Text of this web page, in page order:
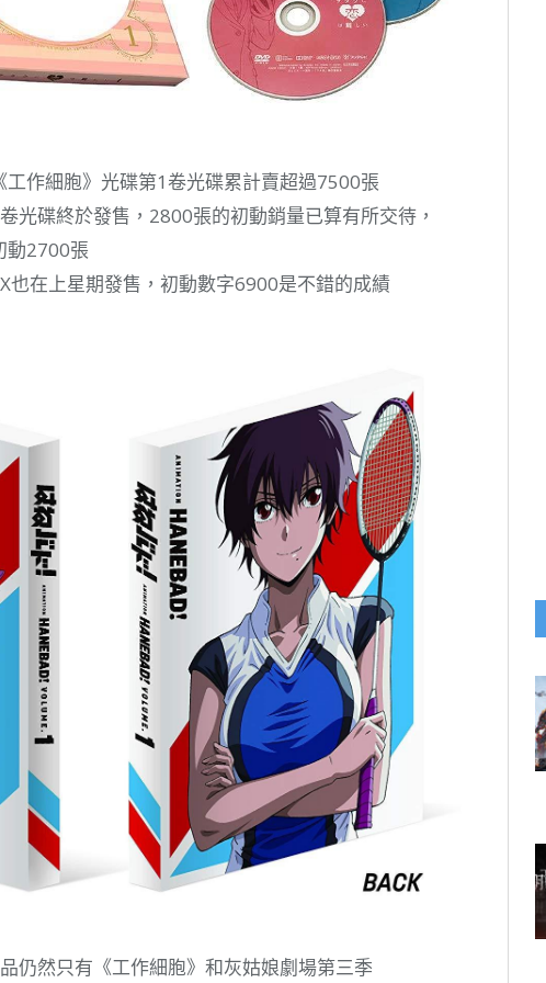
作細胞》光碟第1卷光碟累計賣超過7500張
光碟終於發售，2800張的初動銷量已算有所交待，
動2700張
也在上星期發售，初動數字6900是不錯的成績
仍然只有《工作細胞》和灰姑娘劇場第三季